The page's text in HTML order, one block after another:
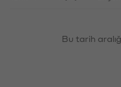
Bu tarih